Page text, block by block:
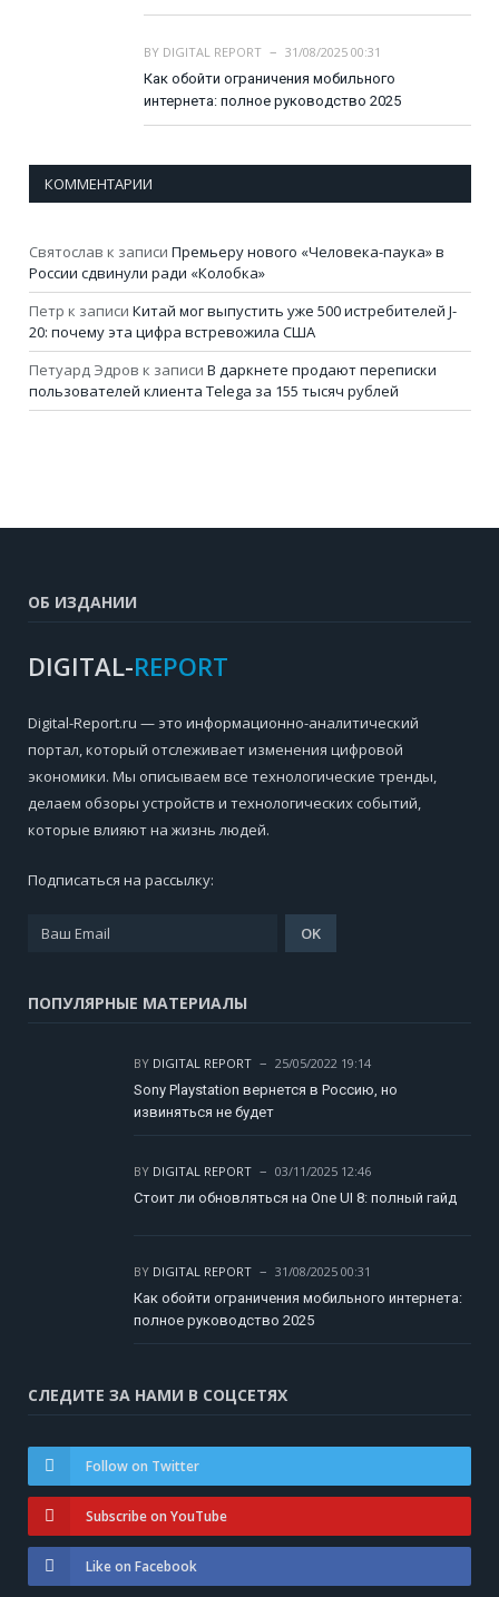
BY DIGITAL REPORT
31/08/2025 00:31
Как обойти ограничения мобильного
интернета: полное руководство 2025
КОММЕНТАРИИ
Святослав к записи Премьеру нового «Человека-паука» в
России сдвинули ради «Колобка»
Петр к записи Китай мог выпустить уже 500 истребителей J-
20: почему эта цифра встревожила США
Петуард Эдров к записи В даркнете продают переписки
пользователей клиента Telega за 155 тысяч рублей
ОБ ИЗДАНИИ
DIGITAL-REPORT
Digital-Report.ru — это информационно-аналитический
портал, который отслеживает изменения цифровой
экономики. Мы описываем все технологические тренды,
делаем обзоры устройств и технологических событий,
которые влияют на жизнь людей.
Подписаться на рассылку:
ПОПУЛЯРНЫЕ МАТЕРИАЛЫ
BY DIGITAL REPORT
25/05/2022 19:14
Sony Playstation вернется в Россию, но
извиняться не будет
BY DIGITAL REPORT
03/11/2025 12:46
Стоит ли обновляться на One UI 8: полный гайд
BY DIGITAL REPORT
31/08/2025 00:31
Как обойти ограничения мобильного интернета:
полное руководство 2025
СЛЕДИТЕ ЗА НАМИ В СОЦСЕТЯХ
Follow on Twitter
Subscribe on YouTube
Like on Facebook